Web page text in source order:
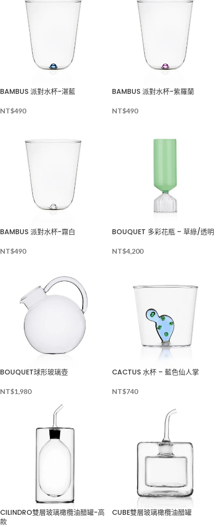
BAMBUS 派對水杯-湛藍
NT$490
BAMBUS 派對水杯-紫羅蘭
NT$490
BAMBUS 派對水杯-霧白
NT$490
BOUQUET 多彩花瓶 – 草綠/透明
NT$4,200
BOUQUET球形玻璃壺
NT$1,980
CACTUS 水杯 – 藍色仙人掌
NT$740
CILINDRO雙層玻璃橄欖油醋罐-高
款
CUBE雙層玻璃橄欖油醋罐